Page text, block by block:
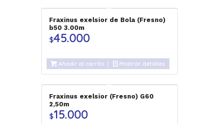
Fraxinus exelsior de Bola (Fresno)
b50 3.00m
$45.000
Añadir al carrito Mostrar detalles
Fraxinus exelsior (Fresno) G60
2,50m
$15.000